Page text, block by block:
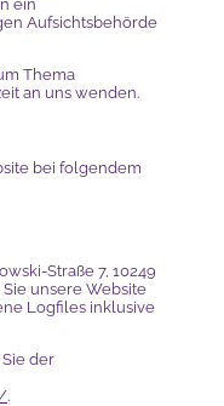
ein
Aufsichtsbehörde
Thema
an uns wenden.
bei folgendem
Straße 7, 10249
Sie unsere Website
Logfiles inklusive
der
.